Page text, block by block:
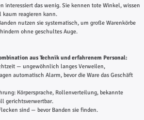
interessiert das wenig. Sie kennen tote Winkel, wissen
kaum reagieren kann.
nutzen sie systematisch, um große Warenkörbe
ohne geschultes Auge.
aus Technik und erfahrenem Personal:
— ungewöhnlich langes Verweilen,
automatisch Alarm, bevor die Ware das Geschäft
Körpersprache, Rollenverteilung, bekannte
gerichtsverwertbar.
sind — bevor Banden sie finden.